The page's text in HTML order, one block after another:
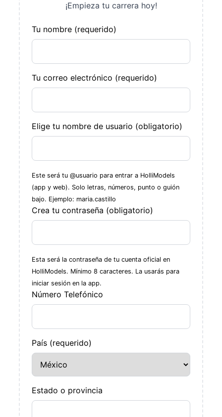
¡Empieza tu carrera hoy!
Tu nombre (requerido)
Tu correo electrónico (requerido)
Elige tu nombre de usuario (obligatorio)
Este será tu @usuario para entrar a HolliModels
(app y web). Solo letras, números, punto o guión
bajo. Ejemplo: maria.castillo
Crea tu contraseña (obligatorio)
Esta será la contraseña de tu cuenta oficial en
HolliModels. Mínimo 8 caracteres. La usarás para
iniciar sesión en la app.
Número Telefónico
País (requerido)
Estado o provincia